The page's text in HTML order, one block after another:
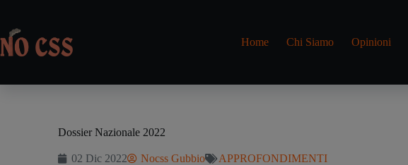
Home Chi Siamo Opinioni
Dossier Nazionale 2022
02 Dic 2022 Nocss Gubbio APPROFONDIMENTI